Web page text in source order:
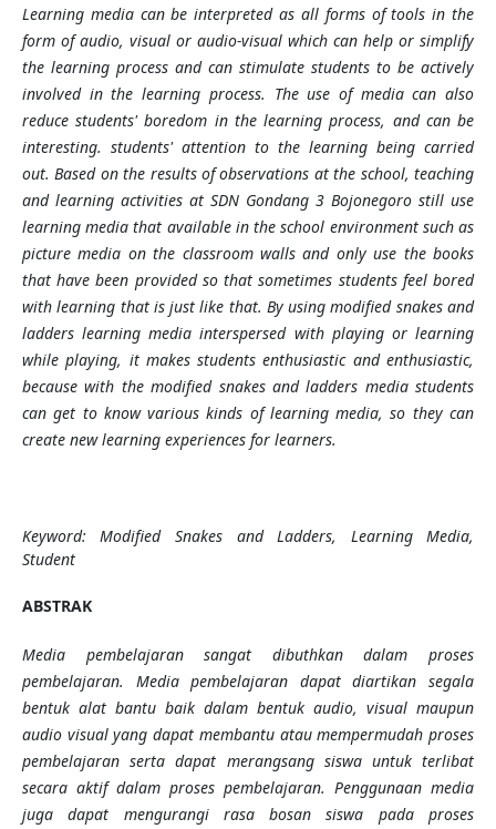
Learning media can be interpreted as all forms of tools in the
form of audio, visual or audio-visual which can help or simplify
the learning process and can stimulate students to be actively
involved in the learning process. The use of media can also
reduce students' boredom in the learning process, and can be
interesting. students' attention to the learning being carried
out. Based on the results of observations at the school, teaching
and learning activities at SDN Gondang 3 Bojonegoro still use
learning media that available in the school environment such as
picture media on the classroom walls and only use the books
that have been provided so that sometimes students feel bored
with learning that is just like that. By using modified snakes and
ladders learning media interspersed with playing or learning
while playing, it makes students enthusiastic and enthusiastic,
because with the modified snakes and ladders media students
can get to know various kinds of learning media, so they can
create new learning experiences for learners.
Keyword:
Modified Snakes and Ladders, Learning Media,
Student
ABSTRAK
Media pembelajaran sangat dibuthkan dalam proses
pembelajaran. Media pembelajaran dapat diartikan segala
bentuk alat bantu baik dalam bentuk audio, visual maupun
audio visual yang dapat membantu atau mempermudah proses
pembelajaran serta dapat merangsang siswa untuk terlibat
secara aktif dalam proses pembelajaran. Penggunaan media
juga dapat mengurangi rasa bosan siswa pada proses